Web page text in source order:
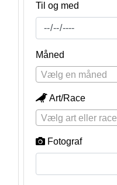
Til og med
Måned
Vælg en måned
Art/Race
Vælg art eller race
Fotograf